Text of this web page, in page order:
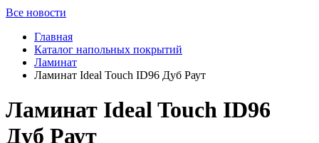
Все новости
Главная
Каталог напольных покрытий
Ламинат
Ламинат Ideal Touch ID96 Дуб Раут
Ламинат Ideal Touch ID96
Дуб Раут